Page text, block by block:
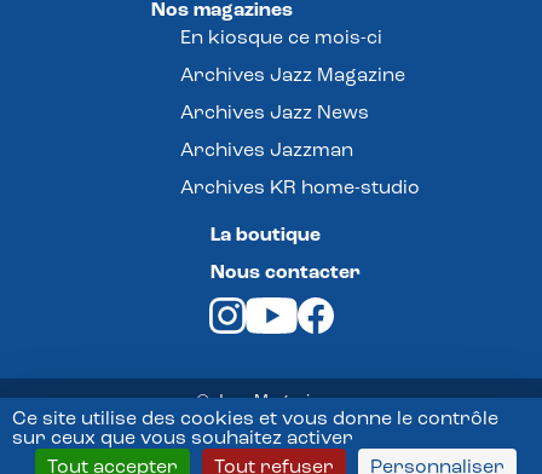
Ce site utilise des cookies et vous donne le contrôle
sur ceux que vous souhaitez activer
Tout accepter
Tout refuser Personnaliser
Nos magazines
En kiosque ce mois-ci
Archives Jazz Magazine
Archives Jazz News
Archives Jazzman
Archives KR home-studio
La boutique
Nous contacter
© Jazz Magazine -
Mentions légales